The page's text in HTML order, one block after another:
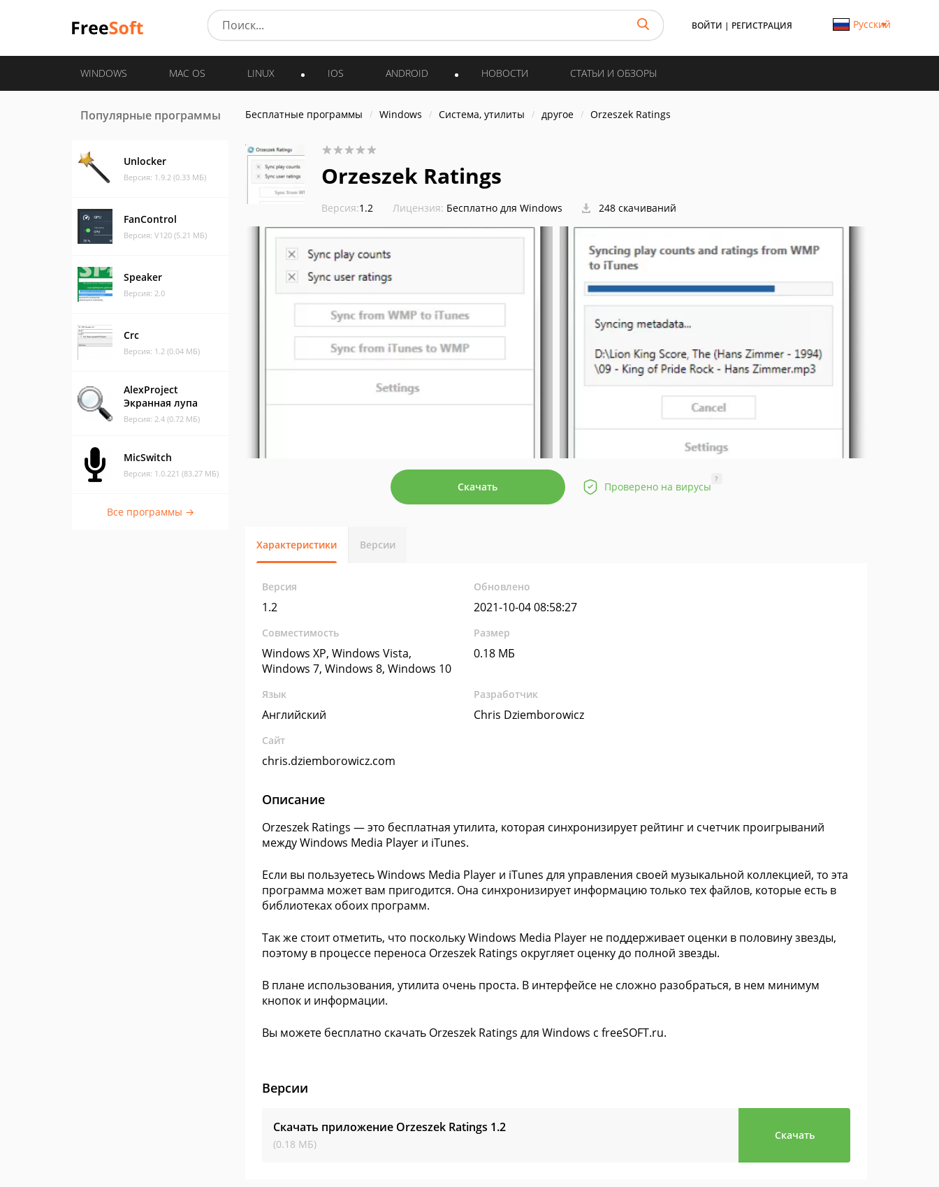
ВОЙТИ | РЕГИСТРАЦИЯ Русский
WINDOWS MAC OS LINUX IOS ANDROID НОВОСТИ СТАТЬИ И ОБЗОРЫ
Популярные программы
Unlocker
Версия: 1.9.2 (0.33 МБ)
FanControl
Версия: V120 (5.21 МБ)
Speaker
Версия: 2.0
Crc
Версия: 1.2 (0.04 МБ)
AlexProject
Экранная лупа
Версия: 2.4 (0.72 МБ)
MicSwitch
Версия: 1.0.221 (83.27 МБ)
Все программы →
Бесплатные программы Windows Система, утилиты другое Orzeszek Ratings
Orzeszek Ratings
Версия:1.2 Лицензия: Бесплатно для Windows 248 скачиваний
Скачать Проверено на вирусы
?
Характеристики Версии
Версия
1.2
Обновлено
2021-10-04 08:58:27
Совместимость
Windows XP, Windows Vista,
Windows 7, Windows 8, Windows 10
Размер
0.18 МБ
Язык
Английский
Разработчик
Chris Dziemborowicz
Сайт
chris.dziemborowicz.com
Описание
Orzeszek Ratings — это бесплатная утилита, которая синхронизирует рейтинг и счетчик проигрываний
между Windows Media Player и iTunes.
Если вы пользуетесь Windows Media Player и iTunes для управления своей музыкальной коллекцией, то эта
программа может вам пригодится. Она синхронизирует информацию только тех файлов, которые есть в
библиотеках обоих программ.
Так же стоит отметить, что поскольку Windows Media Player не поддерживает оценки в половину звезды,
поэтому в процессе переноса Orzeszek Ratings округляет оценку до полной звезды.
В плане использования, утилита очень проста. В интерфейсе не сложно разобраться, в нем минимум
кнопок и информации.
Вы можете бесплатно скачать Orzeszek Ratings для Windows с freeSOFT.ru.
Версии
Скачать приложение Orzeszek Ratings 1.2
(0.18 МБ)
Скачать